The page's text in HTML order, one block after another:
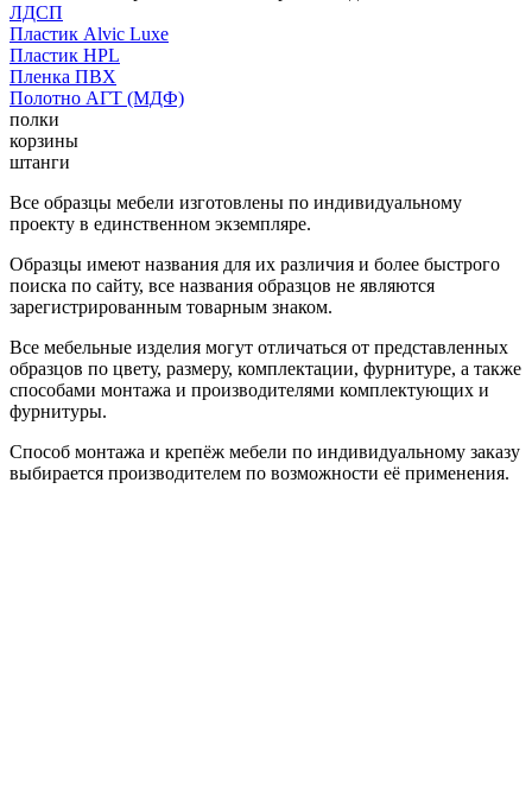
ЛДСП
Пластик Alvic Luxe
Пластик HPL
Пленка ПВХ
Полотно АГТ (МДФ)
полки
корзины
штанги
Все образцы мебели изготовлены по индивидуальному
проекту в единственном экземпляре.
Образцы имеют названия для их различия и более быстрого
поиска по сайту, все названия образцов не являются
зарегистрированным товарным знаком.
Все мебельные изделия могут отличаться от представленных
образцов по цвету, размеру, комплектации, фурнитуре, а также
способами монтажа и производителями комплектующих и
фурнитуры.
Способ монтажа и крепёж мебели по индивидуальному заказу
выбирается производителем по возможности её применения.